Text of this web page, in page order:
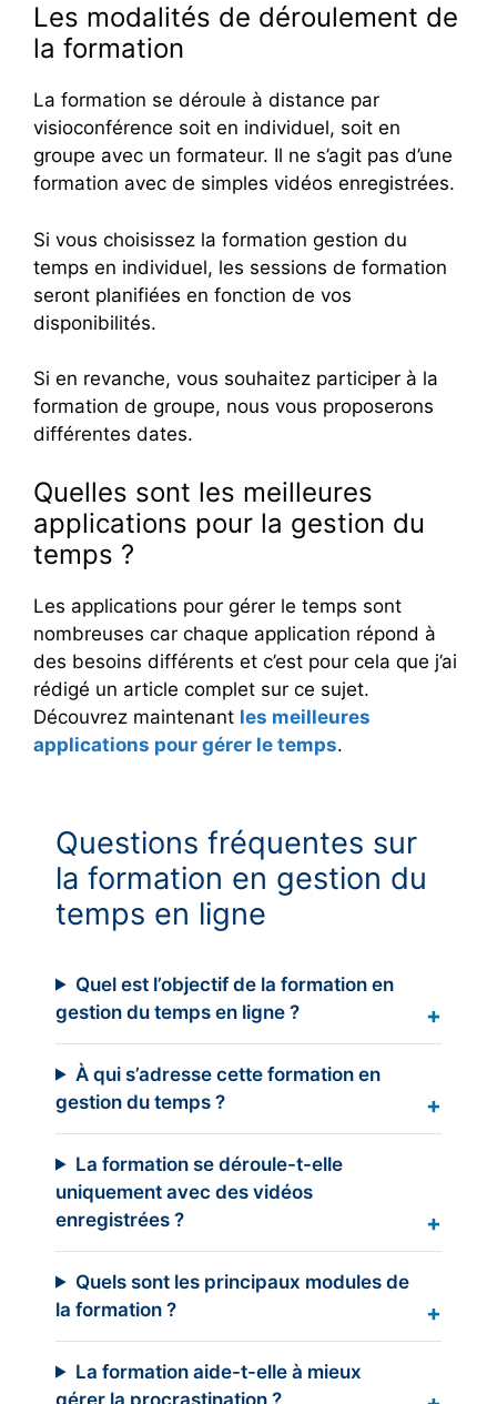
Les modalités de déroulement de
la formation
La formation se déroule à distance par
visioconférence soit en individuel, soit en
groupe avec un formateur. Il ne s’agit pas d’une
formation avec de simples vidéos enregistrées.
Si vous choisissez la formation gestion du
temps en individuel, les sessions de formation
seront planifiées en fonction de vos
disponibilités.
Si en revanche, vous souhaitez participer à la
formation de groupe, nous vous proposerons
différentes dates.
Quelles sont les meilleures
applications pour la gestion du
temps ?
Les applications pour gérer le temps sont
nombreuses car chaque application répond à
des besoins différents et c’est pour cela que j’ai
rédigé un article complet sur ce sujet.
Découvrez maintenant les meilleures
applications pour gérer le temps.
Questions fréquentes sur
la formation en gestion du
temps en ligne
Quel est l’objectif de la formation en
gestion du temps en ligne ?
À qui s’adresse cette formation en
gestion du temps ?
La formation se déroule-t-elle
uniquement avec des vidéos
enregistrées ?
Quels sont les principaux modules de
la formation ?
La formation aide-t-elle à mieux
gérer la procrastination ?